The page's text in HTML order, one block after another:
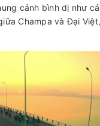
cảnh bình dị như
Champa và Đại